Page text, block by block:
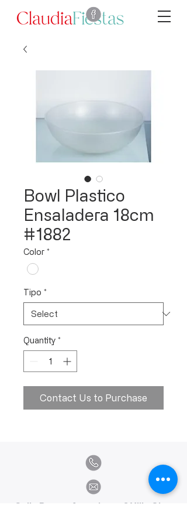
Bowl Plastico
Ensaladera 18cm
#1882
Color *
Tipo *
Quantity *
Contact Us to Purchase
Calle Ramon Asensio no. 3 Villa Olga